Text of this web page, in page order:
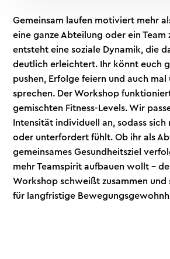
Gemeinsam laufen motiviert mehr
eine ganze Abteilung oder ein Team
entsteht eine soziale Dynamik, die
deutlich erleichtert. Ihr könnt euch
pushen, Erfolge feiern und auch
sprechen. Der Workshop
gemischten Fitness-Levels. Wir
Intensität individuell an, sodass sich
oder unterfordert fühlt. Ob ihr als
gemeinsames Gesundheitsziel
mehr Teamspirit aufbauen wollt –
Workshop schweißt zusammen und
für langfristige